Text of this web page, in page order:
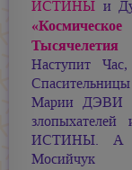
ИСТИНЫ и
Наступит
Марии
ИСТИНЫ. А
Мосийчук